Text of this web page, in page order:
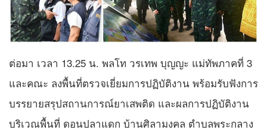
ต่อมา เวลา 13.25 น. พลโท วรเทพ บุญญะ แม่ทัพภาคที่ 3
และคณะ ลงพื้นที่ตรวจเยี่ยมการปฏิบัติงาน พร้อมรับฟังการ
บรรยายสรุปสถานการณ์ยาเสพติด และผลการปฏิบัติงาน
บริเวณพื้นที่ ดอนปลาแดก บ้านศิลามงคล ตำบลพระกลาง